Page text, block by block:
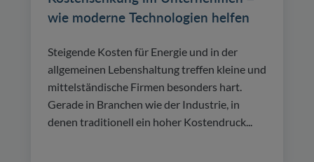
wie moderne Technologien helfen
Steigende Kosten für Energie und in der
allgemeinen Lebenshaltung treffen kleine und
mittelständische Firmen besonders hart.
Gerade in Branchen wie der Industrie, in
denen traditionell ein hoher Kostendruck...